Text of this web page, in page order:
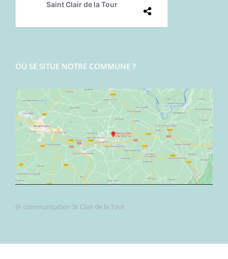
OÙ SE SITUE NOTRE COMMUNE ?
@ communication St Clair de la Tour